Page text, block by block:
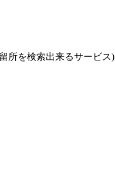
所を検索出来るサービス)